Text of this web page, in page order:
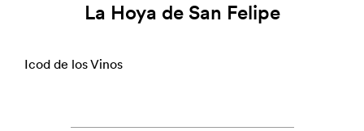
La Hoya de San Felipe
Icod de los Vinos